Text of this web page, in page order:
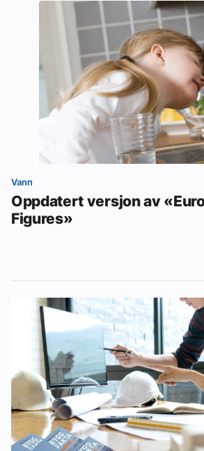
Vann
Oppdatert versjon av
Figures»